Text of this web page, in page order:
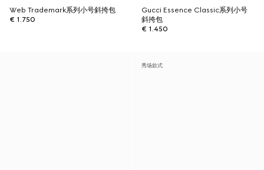
Web Trademark系列小号斜挎包
€ 1.750
Gucci Essence Classic系列小号
斜挎包
€ 1.450
秀场款式